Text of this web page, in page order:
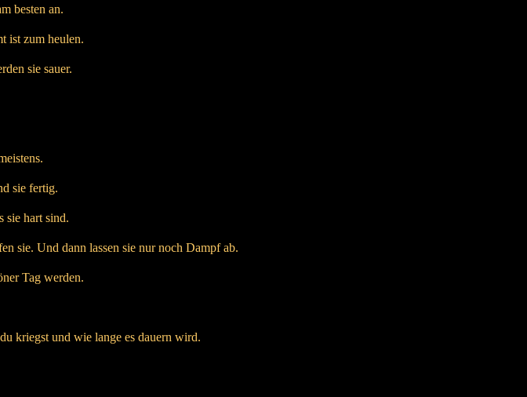
besten an.
ist zum heulen.
sie sauer.
sie fertig.
sie hart sind.
sie. Und dann lassen sie nur noch Dampf ab.
Tag werden.
kriegst und wie lange es dauern wird.